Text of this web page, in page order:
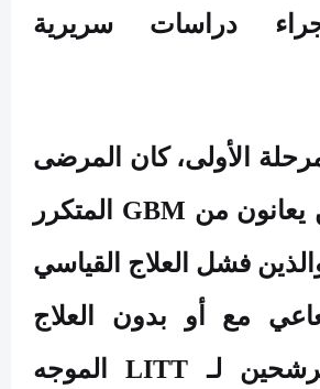
دراسات سريرية
الأولى، كان المرضى
يعانون من GBM
المتكرر
فشل العلاج القياسي
مع أو بدون العلاج
لـLITT
الموجه